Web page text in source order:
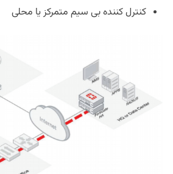
کنترل کننده بی سیم متمرکز یا محلی